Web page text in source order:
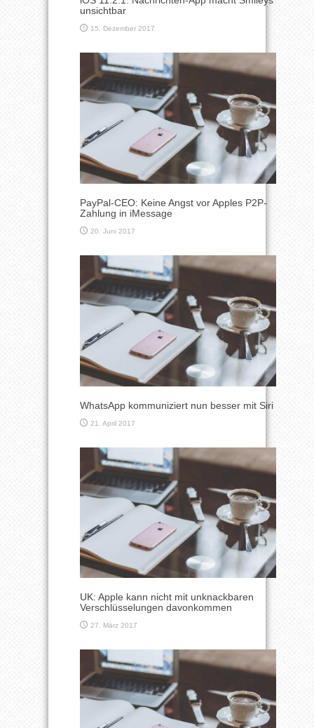
unsichtbar
15. Dezember 2017
PayPal-CEO: Keine Angst vor Apples P2P-
Zahlung in iMessage
20. Juni 2017
WhatsApp kommuniziert nun besser mit Siri
21. April 2017
UK: Apple kann nicht mit unknackbaren
Verschlüsselungen davonkommen
27. März 2017